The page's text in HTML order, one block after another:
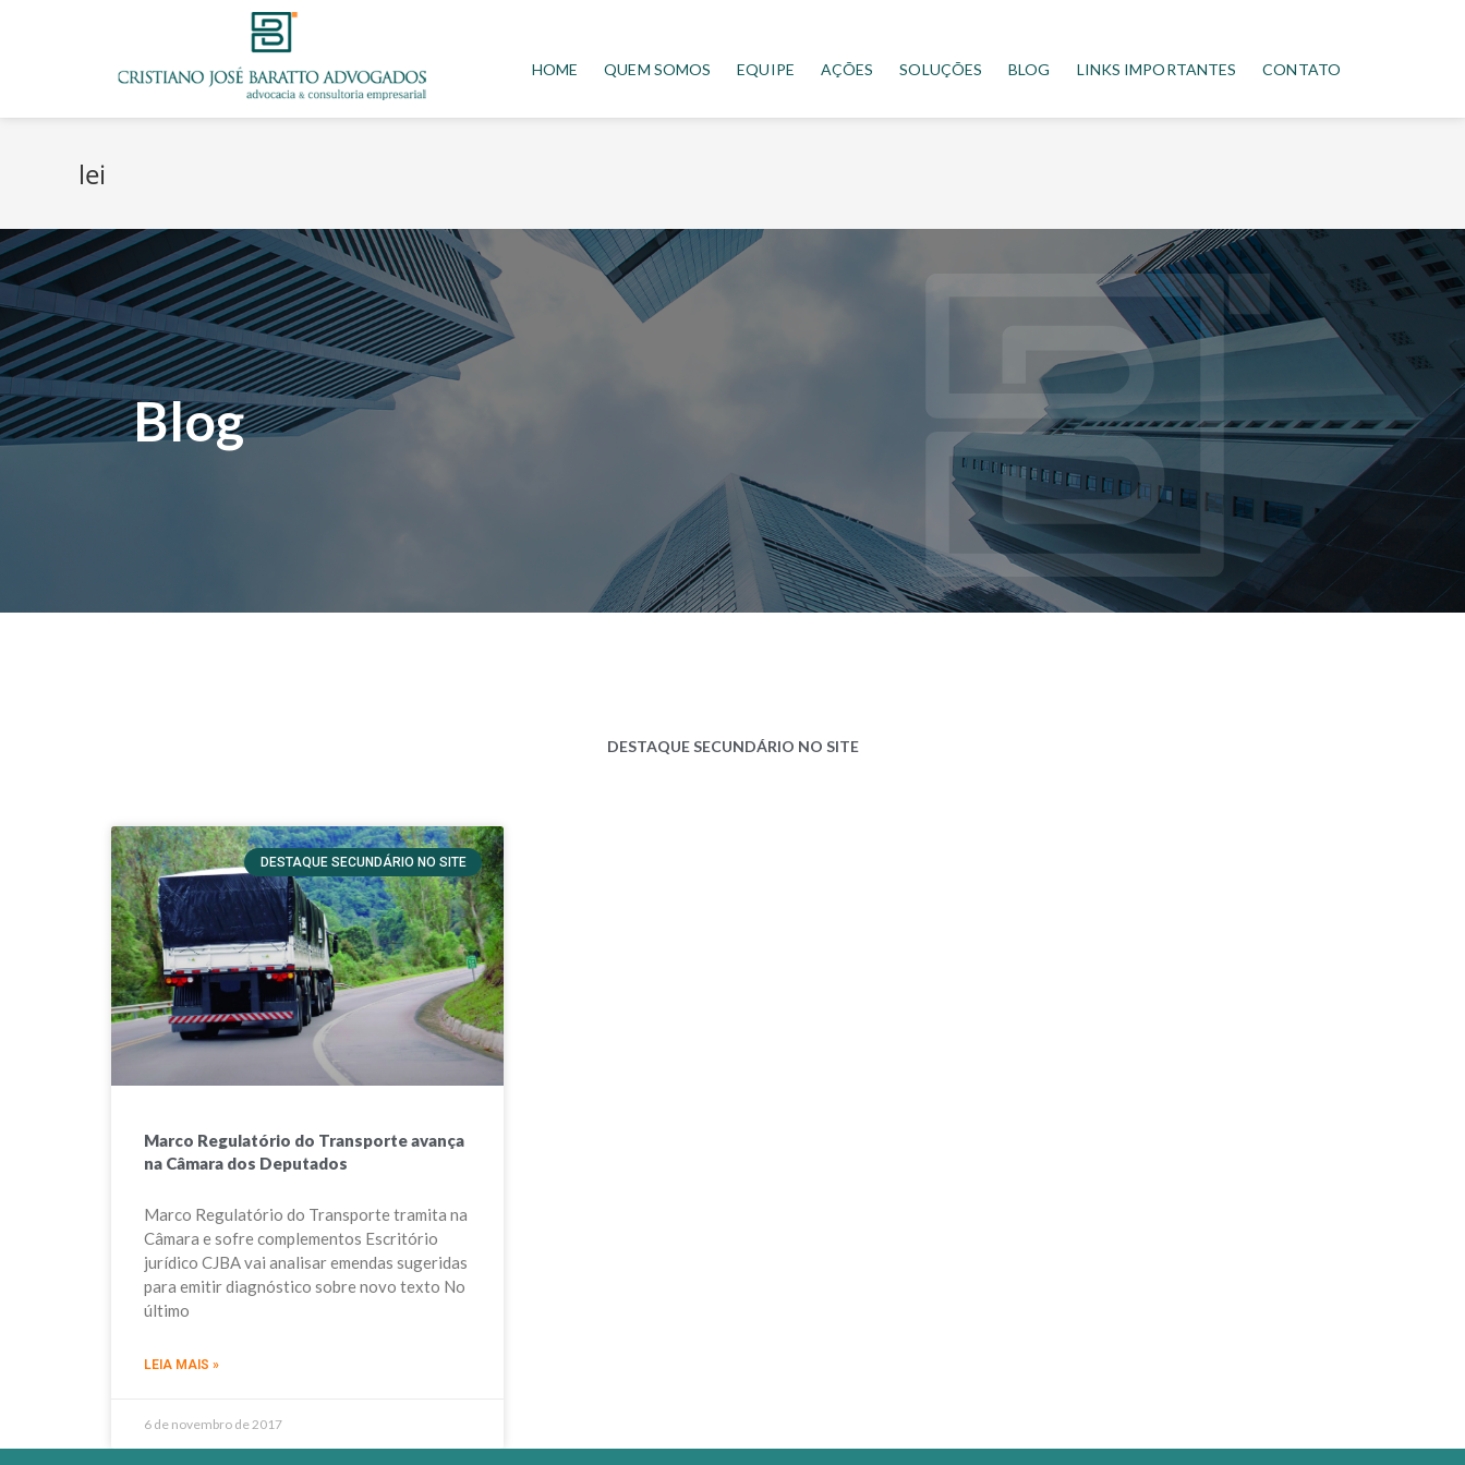
HOME QUEM SOMOS EQUIPE AÇÕES SOLUÇÕES BLOG LINKS IMPORTANTES CONTATO
lei
Blog
DESTAQUE SECUNDÁRIO NO SITE
DESTAQUE SECUNDÁRIO NO SITE
Marco Regulatório do Transporte avança
na Câmara dos Deputados
Marco Regulatório do Transporte tramita na
Câmara e sofre complementos Escritório
jurídico CJBA vai analisar emendas sugeridas
para emitir diagnóstico sobre novo texto No
último
LEIA MAIS »
6 de novembro de 2017